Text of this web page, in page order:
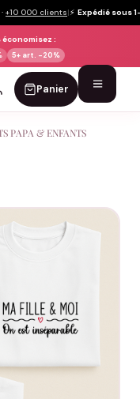
· +10 000 clients|⚡ Expédié sous
:
5+ art. -20%
Panier
PAPA & ENFANTS